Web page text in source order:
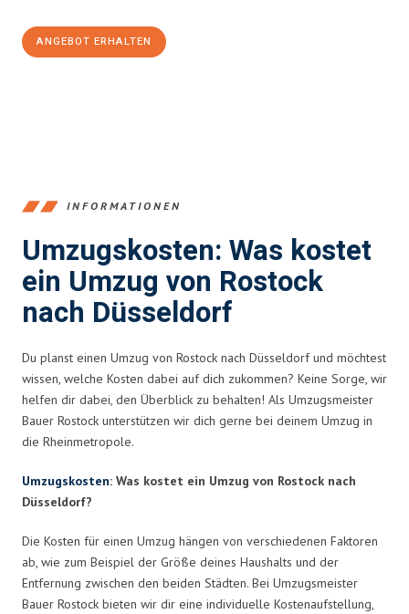
ANGEBOT ERHALTEN
INFORMATIONEN
Umzugskosten: Was kostet
ein Umzug von Rostock
nach Düsseldorf
Du planst einen Umzug von Rostock nach Düsseldorf und möchtest
wissen, welche Kosten dabei auf dich zukommen? Keine Sorge, wir
helfen dir dabei, den Überblick zu behalten! Als Umzugsmeister
Bauer Rostock unterstützen wir dich gerne bei deinem Umzug in
die Rheinmetropole.
Umzugskosten: Was kostet ein Umzug von Rostock nach
Düsseldorf?
Die Kosten für einen Umzug hängen von verschiedenen Faktoren
ab, wie zum Beispiel der Größe deines Haushalts und der
Entfernung zwischen den beiden Städten. Bei Umzugsmeister
Bauer Rostock bieten wir dir eine individuelle Kostenaufstellung,